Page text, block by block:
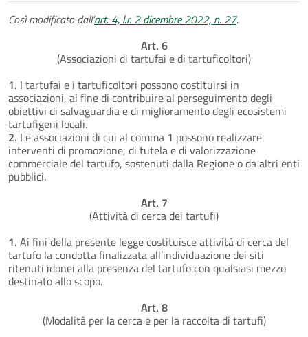
Così modificato dall'art. 4, l.r. 2 dicembre 2022, n. 27.
Art. 6
(Associazioni di tartufai e di tartuficoltori)
1. I tartufai e i tartuficoltori possono costituirsi in
associazioni, al fine di contribuire al perseguimento degli
obiettivi di salvaguardia e di miglioramento degli ecosistemi
tartufigeni locali.
2. Le associazioni di cui al comma 1 possono realizzare
interventi di promozione, di tutela e di valorizzazione
commerciale del tartufo, sostenuti dalla Regione o da altri enti
pubblici.
Art. 7
(Attività di cerca dei tartufi)
1. Ai fini della presente legge costituisce attività di cerca del
tartufo la condotta finalizzata all’individuazione dei siti
ritenuti idonei alla presenza del tartufo con qualsiasi mezzo
destinato allo scopo.
Art. 8
(Modalità per la cerca e per la raccolta di tartufi)